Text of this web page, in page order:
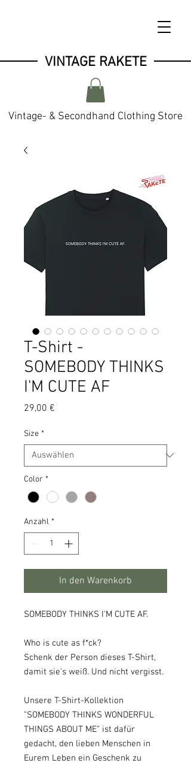
VINTAGE RAKETE
Vintage- & Secondhand Clothing Store
T-Shirt -
SOMEBODY THINKS
I'M CUTE AF
29,00 €
Size *
Color *
Anzahl *
In den Warenkorb
SOMEBODY THINKS I'M CUTE AF.
Who is cute as f*ck?
Schenk der Person dieses T-Shirt,
damit sie's weiß. Und nicht vergisst.
Unsere T-Shirt-Kollektion
"SOMEBODY THINKS WONDERFUL
THINGS ABOUT ME" ist dafür
gedacht, den lieben Menschen in
Eurem Leben ein Geschenk zu